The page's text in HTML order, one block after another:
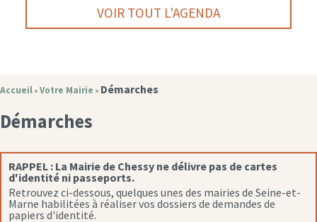
VOIR TOUT L'AGENDA
Accueil » Votre Mairie » Démarches
Démarches
RAPPEL : La Mairie de Chessy ne délivre pas de cartes
d'identité ni passeports.
Retrouvez ci-dessous, quelques unes des mairies de Seine-et-
Marne habilitées à réaliser vos dossiers de demandes de
papiers d'identité.